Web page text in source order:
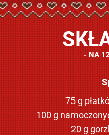
NA
75 g
100 g
20 g